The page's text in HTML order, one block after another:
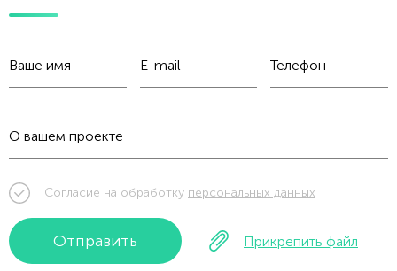
Отправить Прикрепить файл
Согласие на обработку персональных данных